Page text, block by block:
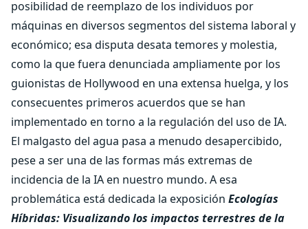
posibilidad de reemplazo de los individuos por
máquinas en diversos segmentos del sistema laboral y
económico; esa disputa desata temores y molestia,
como la que fuera denunciada ampliamente por los
guionistas de Hollywood en una extensa huelga, y los
consecuentes primeros acuerdos que se han
implementado en torno a la regulación del uso de IA.
El malgasto del agua pasa a menudo desapercibido,
pese a ser una de las formas más extremas de
incidencia de la IA en nuestro mundo. A esa
problemática está dedicada la exposición Ecologías
Híbridas: Visualizando los impactos terrestres de la